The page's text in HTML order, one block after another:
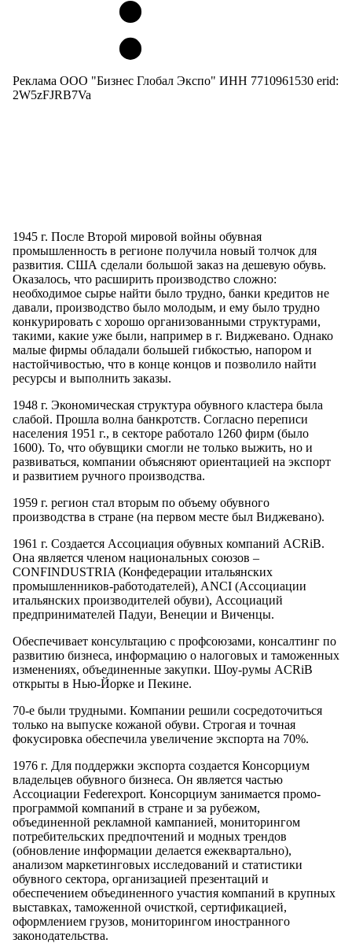
Реклама ООО "Бизнес Глобал Экспо" ИНН 7710961530 erid:
2W5zFJRB7Va
1945 г. После Второй мировой войны обувная
промышленность в регионе получила новый толчок для
развития. США сделали большой заказ на дешевую обувь.
Оказалось, что расширить производство сложно:
необходимое сырье найти было трудно, банки кредитов не
давали, производство было молодым, и ему было трудно
конкурировать с хорошо организованными структурами,
такими, какие уже были, например в г. Виджевано. Однако
малые фирмы обладали большей гибкостью, напором и
настойчивостью, что в конце концов и позволило найти
ресурсы и выполнить заказы.
1948 г. Экономическая структура обувного кластера была
слабой. Прошла волна банкротств. Согласно переписи
населения 1951 г., в секторе работало 1260 фирм (было
1600). То, что обувщики смогли не только выжить, но и
развиваться, компании объясняют ориентацией на экспорт
и развитием ручного производства.
1959 г. регион стал вторым по объему обувного
производства в стране (на первом месте был Виджевано).
1961 г. Создается Ассоциация обувных компаний ACRiB.
Она является членом национальных союзов –
CONFINDUSTRIA (Конфедерации итальянских
промышленников-работодателей), ANCI (Ассоциации
итальянских производителей обуви), Ассоциаций
предпринимателей Падуи, Венеции и Виченцы.
Обеспечивает консультацию с профсоюзами, консалтинг по
развитию бизнеса, информацию о налоговых и таможенных
изменениях, объединенные закупки. Шоу-румы ACRiB
открыты в Нью-Йорке и Пекине.
70-е были трудными. Компании решили сосредоточиться
только на выпуске кожаной обуви. Строгая и точная
фокусировка обеспечила увеличение экспорта на 70%.
1976 г. Для поддержки экспорта создается Консорциум
владельцев обувного бизнеса. Он является частью
Ассоциации Federexport. Консорциум занимается промо-
программой компаний в стране и за рубежом,
объединенной рекламной кампанией, мониторингом
потребительских предпочтений и модных трендов
(обновление информации делается ежеквартально),
анализом маркетинговых исследований и статистики
обувного сектора, организацией презентаций и
обеспечением объединенного участия компаний в крупных
выставках, таможенной очисткой, сертификацией,
оформлением грузов, мониторингом иностранного
законодательства.